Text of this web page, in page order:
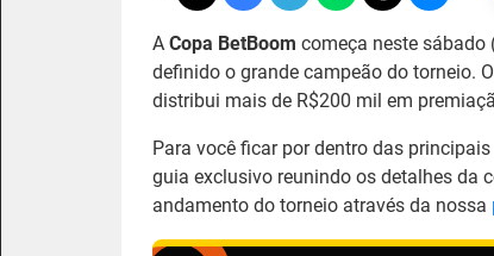
A Copa BetBoom começa neste sábado
definido o grande campeão do torneio.
distribui mais de R$200 mil em
Para você ficar por dentro das
guia exclusivo reunindo os detalhes da
andamento do torneio através da nossa